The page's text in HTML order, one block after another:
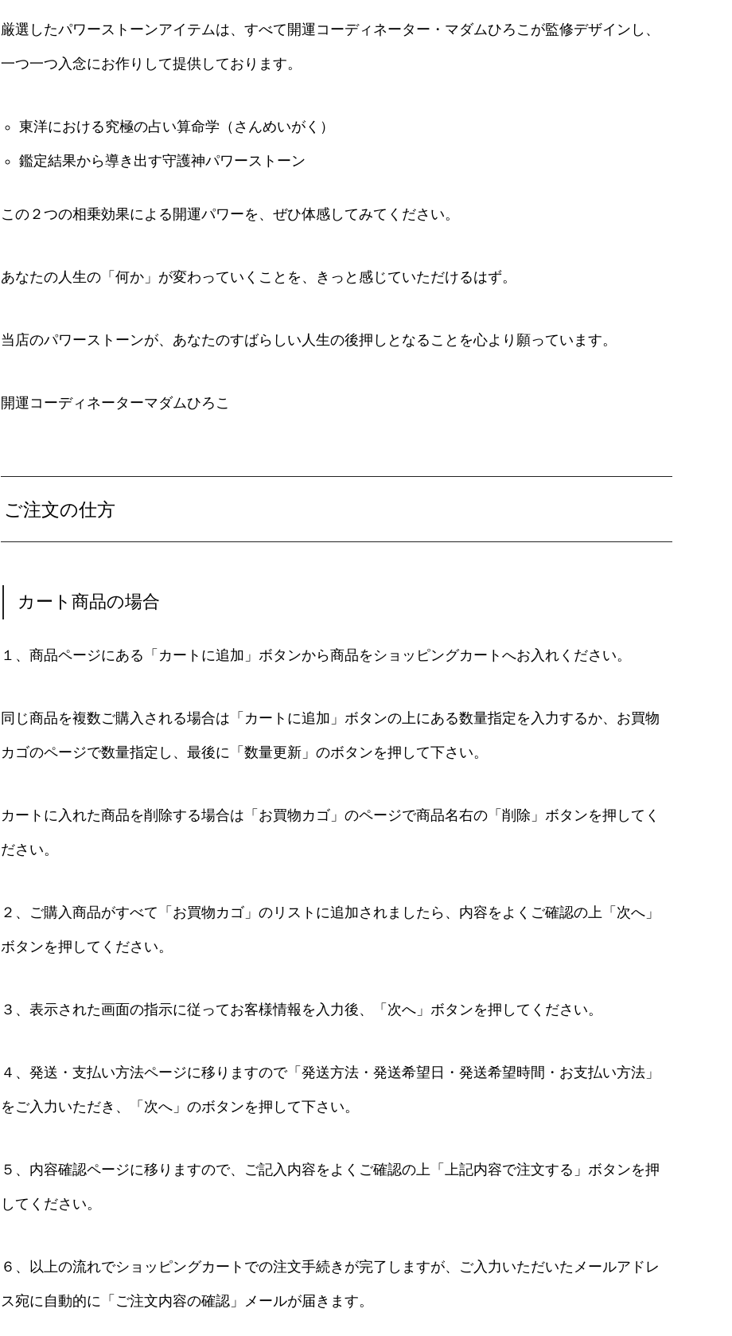
厳選したパワーストーンアイテムは、すべて開運コーディネーター・マダムひろこが監修デザインし、
一つ一つ入念にお作りして提供しております。
東洋における究極の占い算命学（さんめいがく）
鑑定結果から導き出す守護神パワーストーン
この２つの相乗効果による開運パワーを、ぜひ体感してみてください。
あなたの人生の「何か」が変わっていくことを、きっと感じていただけるはず。
当店のパワーストーンが、あなたのすばらしい人生の後押しとなることを心より願っています。
開運コーディネーターマダムひろこ
ご注文の仕方
カート商品の場合
１、商品ページにある「カートに追加」ボタンから商品をショッピングカートへお入れください。
同じ商品を複数ご購入される場合は「カートに追加」ボタンの上にある数量指定を入力するか、お買物
カゴのページで数量指定し、最後に「数量更新」のボタンを押して下さい。
カートに入れた商品を削除する場合は「お買物カゴ」のページで商品名右の「削除」ボタンを押してく
ださい。
２、ご購入商品がすべて「お買物カゴ」のリストに追加されましたら、内容をよくご確認の上「次へ」
ボタンを押してください。
３、表示された画面の指示に従ってお客様情報を入力後、「次へ」ボタンを押してください。
４、発送・支払い方法ページに移りますので「発送方法・発送希望日・発送希望時間・お支払い方法」
をご入力いただき、「次へ」のボタンを押して下さい。
５、内容確認ページに移りますので、ご記入内容をよくご確認の上「上記内容で注文する」ボタンを押
してください。
６、以上の流れでショッピングカートでの注文手続きが完了しますが、ご入力いただいたメールアドレ
ス宛に自動的に「ご注文内容の確認」メールが届きます。